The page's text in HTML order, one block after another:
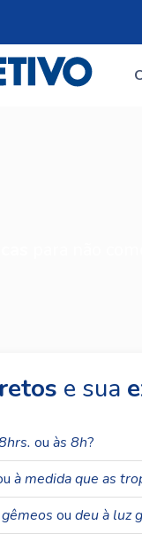
e sua
ou às 8h?
à medida que as
ou deu à luz